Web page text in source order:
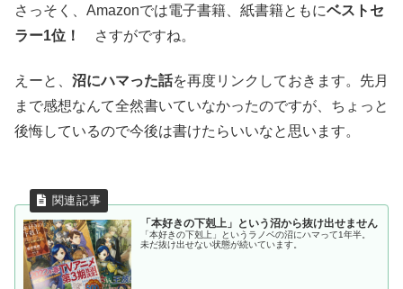
さっそく、Amazonでは電子書籍、紙書籍ともにベストセ
ラー1位！
さすがですね。
えーと、 沼にハマった話を再度リンクしておきます。先月
まで感想なんて全然書いていなかったのですが、ちょっと
後悔しているので今後は書けたらいいなと思います。
「本好きの下剋上」という沼から抜け出せません
「本好きの下剋上」というラノベの沼にハマって1年半。
未だ抜け出せない状態が続いています。